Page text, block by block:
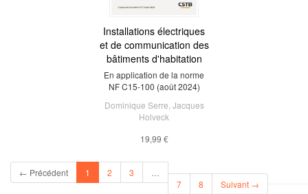
Installations électriques
et de communication des
bâtiments d'habitation
En application de la norme
NF C15-100 (août 2024)
Dominique Serre Jacques
Holveck
19,99 €
← Précédent 1 (current)
2 3
7
8 Suivant →